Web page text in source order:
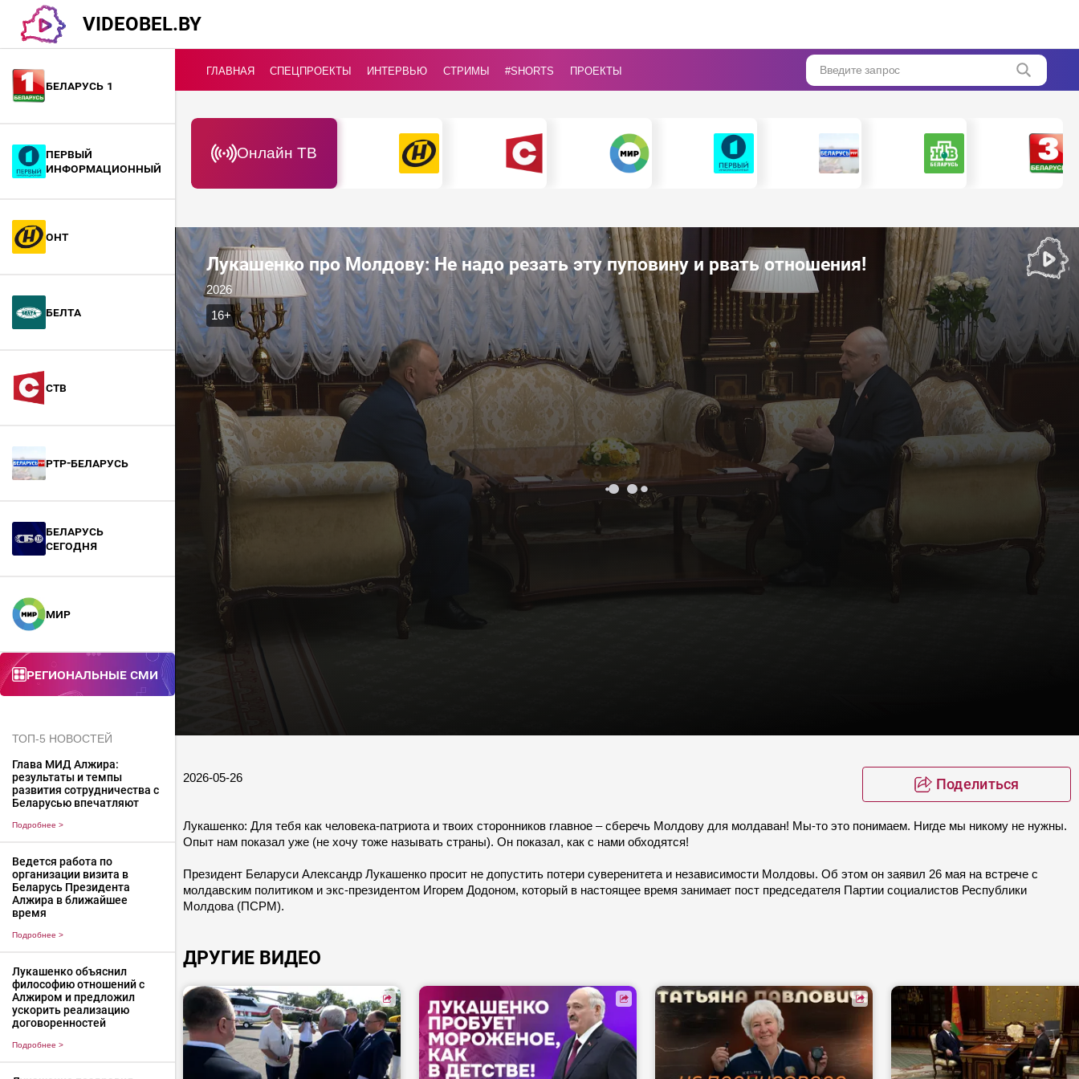
VIDEOBEL.BY
Беларусь 1
Первый
информационный
ОНТ
БелТА
СТВ
РТР-Беларусь
БЕЛАРУСЬ
СЕГОДНЯ
МИР
Региональные СМИ
ТОП-5 НОВОСТЕЙ
Глава МИД Алжира:
результаты и темпы
развития сотрудничества с
Беларусью впечатляют
Подробнее >
Ведется работа по
организации визита в
Беларусь Президента
Алжира в ближайшее
время
Подробнее >
Лукашенко объяснил
философию отношений с
Алжиром и предложил
ускорить реализацию
договоренностей
Подробнее >
ГЛАВНАЯ СПЕЦПРОЕКТЫ ИНТЕРВЬЮ СТРИМЫ #Shorts ПРОЕКТЫ Введите запрос
Онлайн ТВ
Лукашенко про Молдову: Не надо резать эту пуповину и рвать отношения!
2026
16+
2026-05-26 Поделиться
Лукашенко: Для тебя как человека-патриота и твоих сторонников главное – сберечь Молдову для молдаван! Мы-то это понимаем. Нигде мы никому не нужны.
Опыт нам показал уже (не хочу тоже называть страны). Он показал, как с нами обходятся!
Президент Беларуси Александр Лукашенко просит не допустить потери суверенитета и независимости Молдовы. Об этом он заявил 26 мая на встрече с
молдавским политиком и экс-президентом Игорем Додоном, который в настоящее время занимает пост председателя Партии социалистов Республики
Молдова (ПСРМ).
ДРУГИЕ ВИДЕО